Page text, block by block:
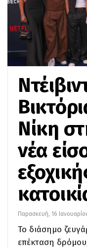
Νίκη
νέα
Παρασκευή, 16
Το διάσημο
επέκταση